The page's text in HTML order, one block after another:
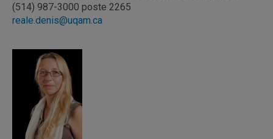
(514) 987-3000 poste 2265
reale.denis@uqam.ca